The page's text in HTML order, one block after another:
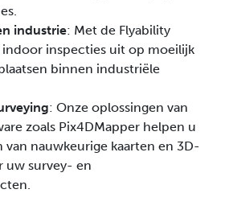
industrie: Met de Flyability
indoor inspecties uit op moeilijk
binnen industriële
: Onze oplossingen van
zoals Pix4DMapper helpen u
van nauwkeurige kaarten en 3D-
uw survey- en